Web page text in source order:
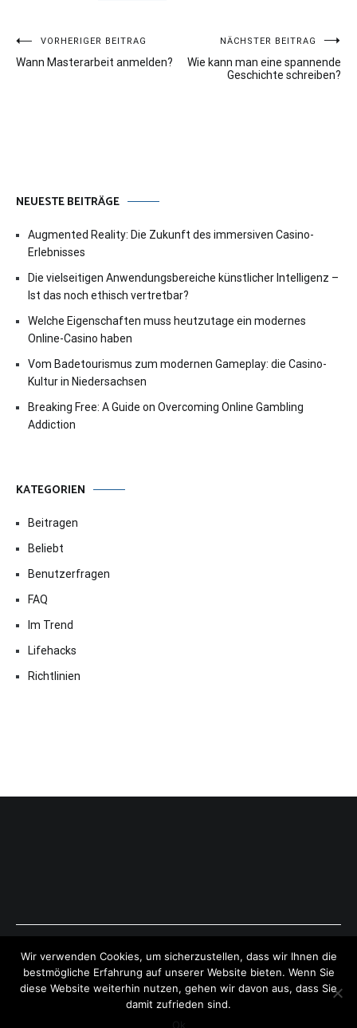
Beitragsnavigation
VORHERIGER BEITRAG
Wann Masterarbeit anmelden?
NÄCHSTER BEITRAG
Wie kann man eine spannende
Geschichte schreiben?
NEUESTE BEITRÄGE
Augmented Reality: Die Zukunft des immersiven Casino-
Erlebnisses
Die vielseitigen Anwendungsbereiche künstlicher Intelligenz –
Ist das noch ethisch vertretbar?
Welche Eigenschaften muss heutzutage ein modernes
Online-Casino haben
Vom Badetourismus zum modernen Gameplay: die Casino-
Kultur in Niedersachsen
Breaking Free: A Guide on Overcoming Online Gambling
Addiction
KATEGORIEN
Beitragen
Beliebt
Benutzerfragen
FAQ
Im Trend
Lifehacks
Richtlinien
Copyright © 2026ExpressAntworten.com . All rights reserved.
Theme:Cenote by ThemeGrill. Powered byWordPress .
Wir verwenden Cookies, um sicherzustellen, dass wir Ihnen die
bestmögliche Erfahrung auf unserer Website bieten. Wenn Sie
diese Website weiterhin nutzen, gehen wir davon aus, dass Sie
damit zufrieden sind.
Ok